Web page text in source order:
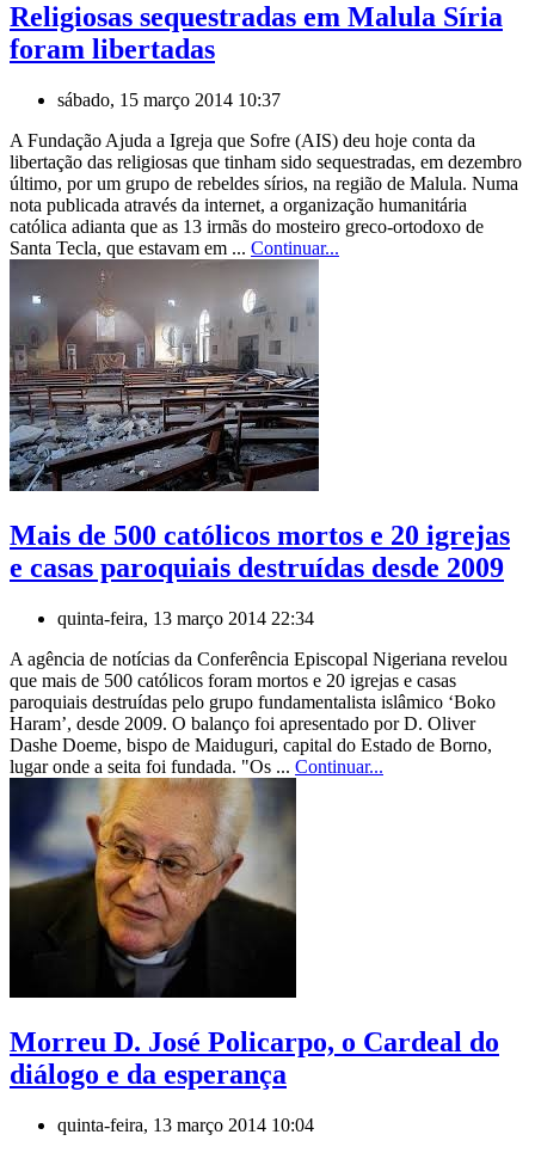
Religiosas sequestradas em Malula Síria
foram libertadas
sábado, 15 março 2014 10:37
A Fundação Ajuda a Igreja que Sofre (AIS) deu hoje conta da
libertação das religiosas que tinham sido sequestradas, em dezembro
último, por um grupo de rebeldes sírios, na região de Malula. Numa
nota publicada através da internet, a organização humanitária
católica adianta que as 13 irmãs do mosteiro greco-ortodoxo de
Santa Tecla, que estavam em ... Continuar...
Mais de 500 católicos mortos e 20 igrejas
e casas paroquiais destruídas desde 2009
quinta-feira, 13 março 2014 22:34
A agência de notícias da Conferência Episcopal Nigeriana revelou
que mais de 500 católicos foram mortos e 20 igrejas e casas
paroquiais destruídas pelo grupo fundamentalista islâmico ‘Boko
Haram’, desde 2009. O balanço foi apresentado por D. Oliver
Dashe Doeme, bispo de Maiduguri, capital do Estado de Borno,
lugar onde a seita foi fundada. "Os ... Continuar...
Morreu D. José Policarpo, o Cardeal do
diálogo e da esperança
quinta-feira, 13 março 2014 10:04